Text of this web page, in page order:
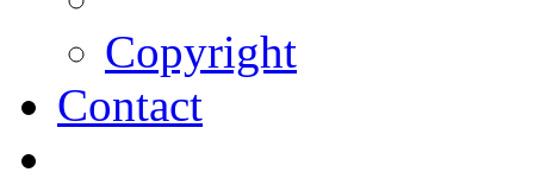
Copyright
Contact